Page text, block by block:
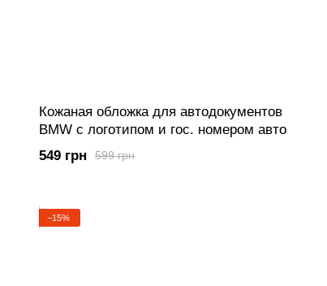
Кожаная обложка для автодокументов
BMW с логотипом и гос. номером авто
599 грн
549 грн
−15%